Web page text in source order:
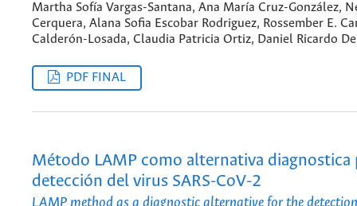
Martha Sofía Vargas-Santana, Ana María Cruz-González,
Cerquera, Alana Sofia Escobar Rodriguez, Rossember E.
Calderón-Losada, Claudia Patricia Ortiz, Daniel Ricardo
PDF FINAL
Método LAMP como alternativa diagnostica
detección del virus SARS-CoV-2